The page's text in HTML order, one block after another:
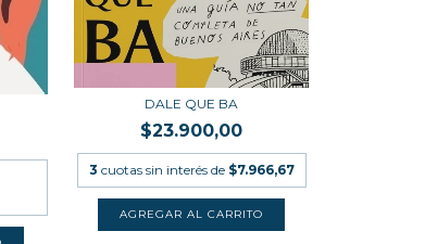
DALE QUE BA
$23.900,00
3 cuotas sin interés de $7.966,67